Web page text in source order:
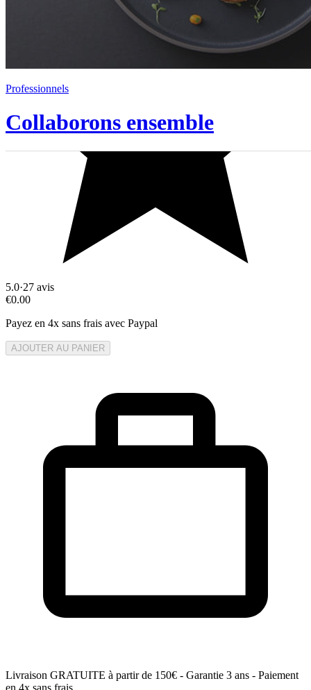
Professionnels
Collaborons ensemble
5.0·27 avis
€0.00
Payez en 4x sans frais avec Paypal
AJOUTER AU PANIER
Livraison GRATUITE à partir de 150€ - Garantie 3 ans - Paiement
en 4x sans frais